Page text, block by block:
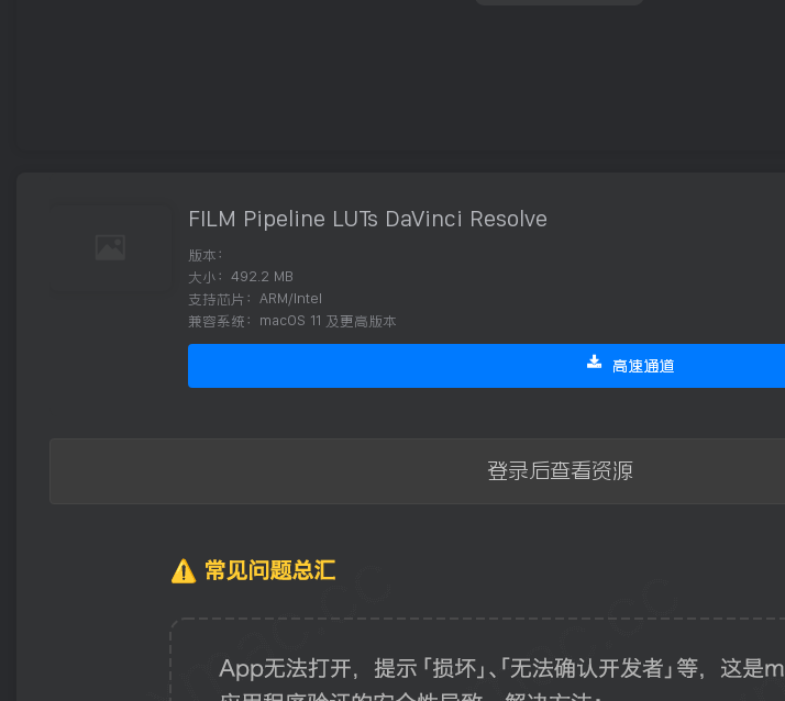
FILM Pipeline LUTs DaVinci Resolve
版本：
大小：492.2 MB
支持芯片：ARM/Intel
兼容系统：macOS 11 及更高版本
高速通道
登录后查看资源